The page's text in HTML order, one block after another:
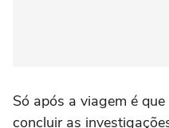
Só após a viagem é
concluir as